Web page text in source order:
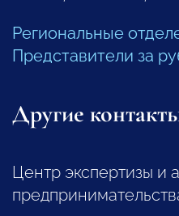
Региональные
Представители за
Другие
Центр экспертизы и